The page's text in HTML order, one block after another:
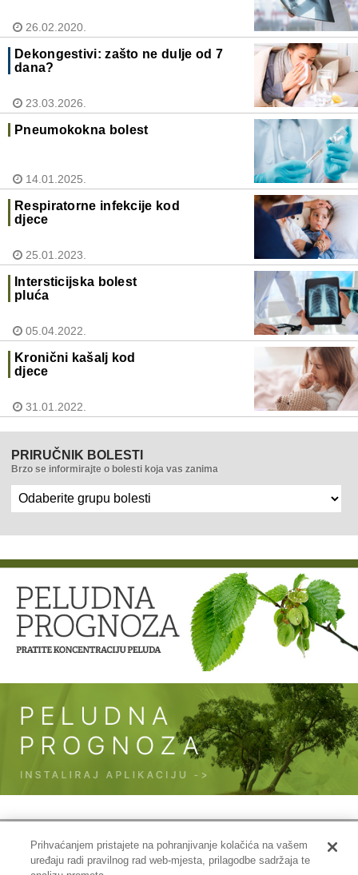
26.02.2020.
Dekongestivi: zašto ne dulje od 7
dana?
23.03.2026.
Pneumokokna bolest
14.01.2025.
Respiratorne infekcije kod
djece
25.01.2023.
Intersticijska bolest
pluća
05.04.2022.
Kronični kašalj kod
djece
31.01.2022.
PRIRUČNIK BOLESTI
Brzo se informirajte o bolesti koja vas zanima
Prihvaćanjem pristajete na pohranjivanje kolačića na vašem
uređaju radi pravilnog rad web-mjesta, prilagodbe sadržaja te